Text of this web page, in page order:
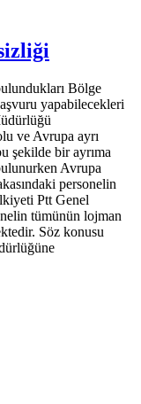
Bölge
yapabilecekleri
ve Avrupa ayrı
şekilde bir ayrıma
Avrupa
personelin
Ptt Genel
tümünün lojman
Söz konusu